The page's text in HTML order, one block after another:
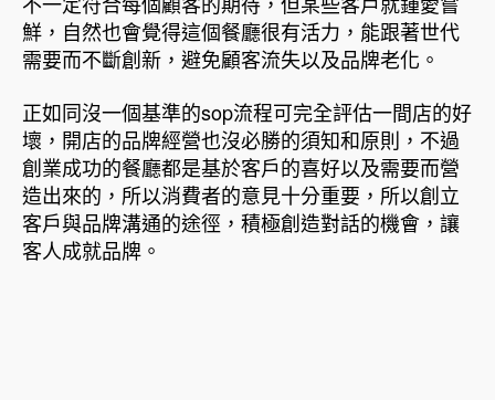
鮮，自然也會覺得這個餐廳很有活力，能跟著世代
需要而不斷創新，避免顧客流失以及品牌老化。
正如同沒一個基準的sop流程可完全評估一間店的好
壞，開店的品牌經營也沒必勝的須知和原則，不過
創業成功的餐廳都是基於客戶的喜好以及需要而營
造出來的，所以消費者的意見十分重要，所以創立
客戶與品牌溝通的途徑，積極創造對話的機會，讓
客人成就品牌。